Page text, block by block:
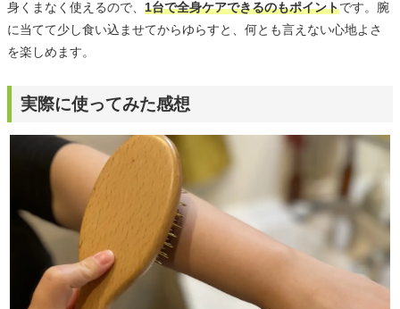
身くまなく使えるので、 1台で全身ケアできるのもポイントです。腕
に当てて少し食い込ませてからゆらすと、何とも言えない心地よさ
を楽しめます。
実際に使ってみた感想